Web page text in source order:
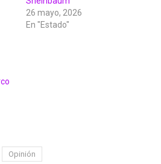
26 mayo, 2026
En "Estado"
Opinión